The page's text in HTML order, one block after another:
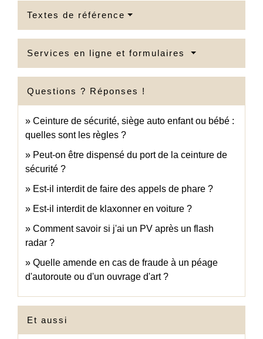
Textes de référence
Services en ligne et formulaires
Questions ? Réponses !
Ceinture de sécurité, siège auto enfant ou bébé :
quelles sont les règles ?
Peut-on être dispensé du port de la ceinture de
sécurité ?
Est-il interdit de faire des appels de phare ?
Est-il interdit de klaxonner en voiture ?
Comment savoir si j'ai un PV après un flash
radar ?
Quelle amende en cas de fraude à un péage
d'autoroute ou d'un ouvrage d'art ?
Et aussi